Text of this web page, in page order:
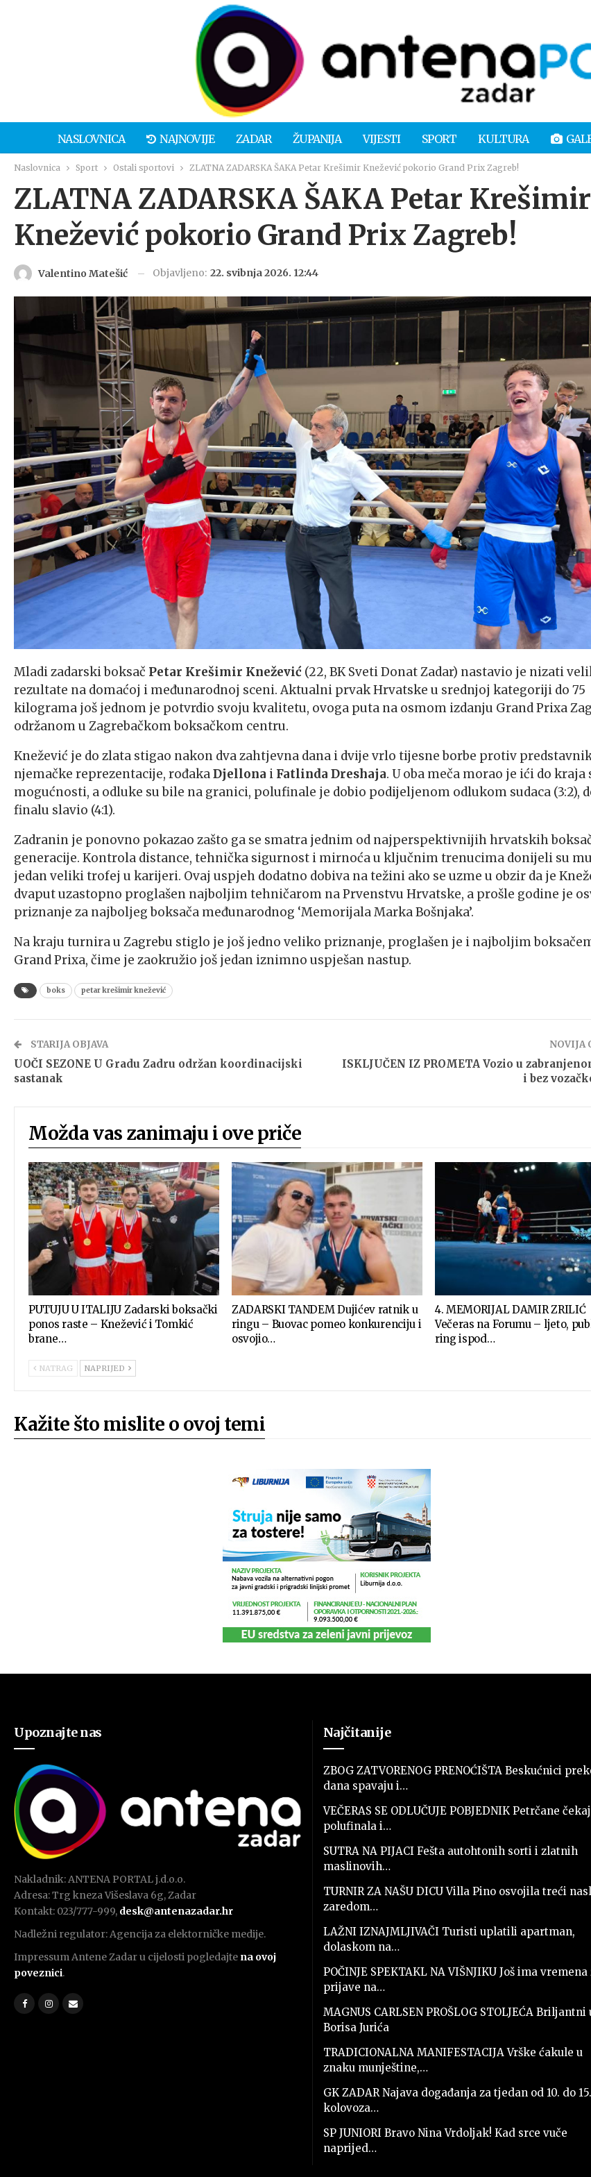
NASLOVNICA NAJNOVIJE ZADAR ŽUPANIJA VIJESTI SPORT KULTURA
Naslovnica Sport Ostali sportovi ZLATNA ZADARSKA ŠAKA Petar Krešimir Knežević pokorio Grand Prix Zagreb!
ZLATNA ZADARSKA ŠAKA Petar Krešimir
Knežević pokorio Grand Prix Zagreb!
Valentino Matešić Objavljeno: 22. svibnja 2026. 12:44
Mladi zadarski boksač Petar Krešimir Knežević (22, BK Sveti Donat Zadar) nastavio je nizati
rezultate na domaćoj i međunarodnoj sceni. Aktualni prvak Hrvatske u srednjoj kategoriji do 75
kilograma još jednom je potvrdio svoju kvalitetu, ovoga puta na osmom izdanju Grand Prixa
održanom u Zagrebačkom boksačkom centru.
Knežević je do zlata stigao nakon dva zahtjevna dana i dvije vrlo tijesne borbe protiv
njemačke reprezentacije, rođakaDjellona i Fatlinda Dreshaja. U oba meča morao je ići do
mogućnosti, a odluke su bile na granici, polufinale je dobio podijeljenom odlukom sudaca (3:2),
finalu slavio (4:1).
Zadranin je ponovno pokazao zašto ga se smatra jednim od najperspektivnijih hrvatskih
generacije. Kontrola distance, tehnička sigurnost i mirnoća u ključnim trenucima donijeli su
jedan veliki trofej u karijeri. Ovaj uspjeh dodatno dobiva na težini ako se uzme u obzir da je
dvaput uzastopno proglašen najboljim tehničarom na Prvenstvu Hrvatske, a prošle godine je
priznanje za najboljeg boksača međunarodnog ‘Memorijala Marka Bošnjaka’.
Na kraju turnira u Zagrebu stiglo je još jedno veliko priznanje, proglašen je i najboljim
Grand Prixa, čime je zaokružio još jedan iznimno uspješan nastup.
boks petar krešimir knežević
STARIJA OBJAVA
UOČI SEZONE U Gradu Zadru održan koordinacijski
sastanak
NOVIJA
ISKLJUČEN IZ PROMETA Vozio u
i bez
Možda vas zanimaju i ove priče
PUTUJU U ITALIJU Zadarski boksački
ponos raste – Knežević i Tomkić
brane…
ZADARSKI TANDEM Dujićev ratnik u
ringu – Buovac pomeo konkurenciju i
osvojio…
4. MEMORIJAL DAMIR ZRILIĆ
Večeras na Forumu – ljeto,
ring ispod…
NATRAG NAPRIJED
Kažite što mislite o ovoj temi
Upoznajte nas
Nakladnik: ANTENA PORTAL j.d.o.o.
Adresa: Trg kneza Višeslava 6g, Zadar
Kontakt: 023/777-999, desk@antenazadar.hr
Nadležni regulator: Agencija za elektorničke medije.
Impressum Antene Zadar u cijelosti pogledajte na ovoj
poveznici.
Najčitanije
ZBOG ZATVORENOG PRENOĆIŠTA Beskućnici
dana spavaju i…
VEČERAS SE ODLUČUJE POBJEDNIK Petrčane
polufinala i…
SUTRA NA PIJACI Fešta autohtonih sorti i zlatnih
maslinovih…
TURNIR ZA NAŠU DICU Villa Pino osvojila treći
zaredom…
LAŽNI IZNAJMLJIVAČI Turisti uplatili apartman,
dolaskom na…
POČINJE SPEKTAKL NA VIŠNJIKU Još ima vremena
prijave na…
MAGNUS CARLSEN PROŠLOG STOLJEĆA Briljantni
Borisa Jurića
TRADICIONALNA MANIFESTACIJA Vrške ćakule u
znaku munještine,…
GK ZADAR Najava događanja za tjedan od 10. do 15.
kolovoza…
SP JUNIORI Bravo Nina Vrdoljak! Kad srce vuče
naprijed…